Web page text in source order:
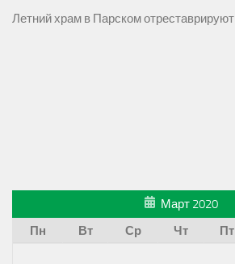
Летний храм в Парском отреставрируют
Март 2020
Пн
Вт Ср Чт Пт